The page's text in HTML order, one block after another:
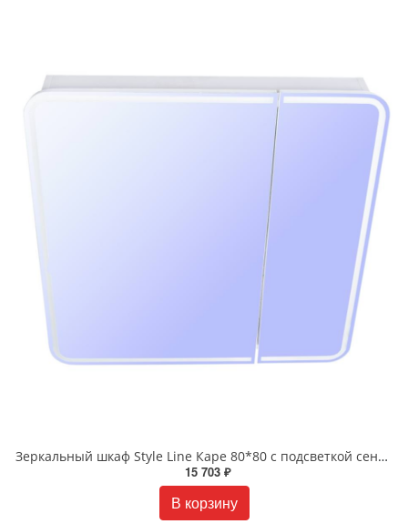
Зеркальный шкаф Style Line Каре 80*80 с подсветкой сенсор на зеркале белый СС-00002276
15 703 ₽
В корзину